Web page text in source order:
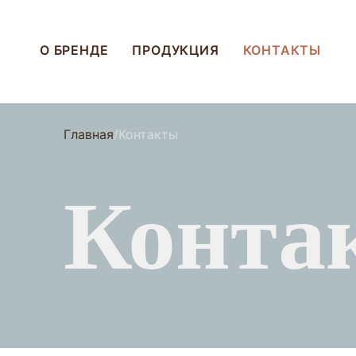
О БРЕНДЕ ПРОДУКЦИЯ КОНТАКТЫ
Главная Контакты